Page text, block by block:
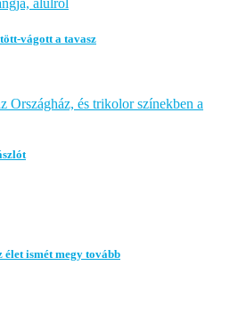
vágott a tavasz
élet ismét megy tovább